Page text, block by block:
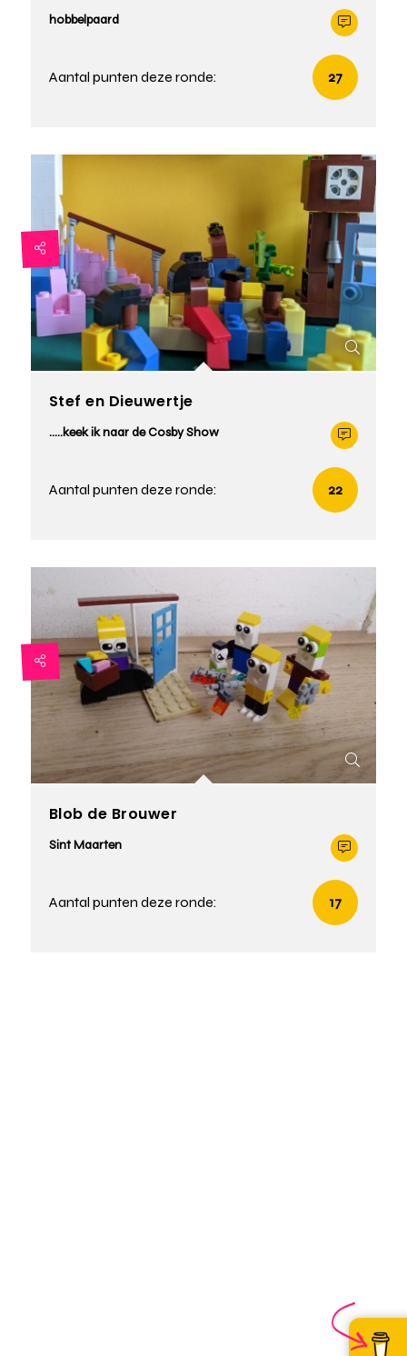
hobbelpaard
Aantal punten deze ronde: 27
Stef en Dieuwertje
.....keek ik naar de Cosby Show
Aantal punten deze ronde: 22
Blob de Brouwer
Sint Maarten
Aantal punten deze ronde: 17